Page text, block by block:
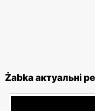
Żabka актуальні